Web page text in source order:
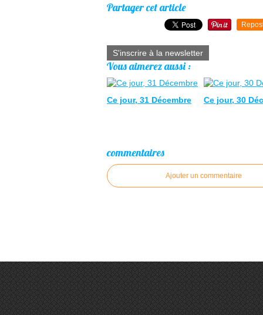
Partager cet article
S'inscrire à la newsletter
Vous aimerez aussi :
Ce jour, 31 Décembre Ce jour, 30
commentaires
Ajouter un commentaire